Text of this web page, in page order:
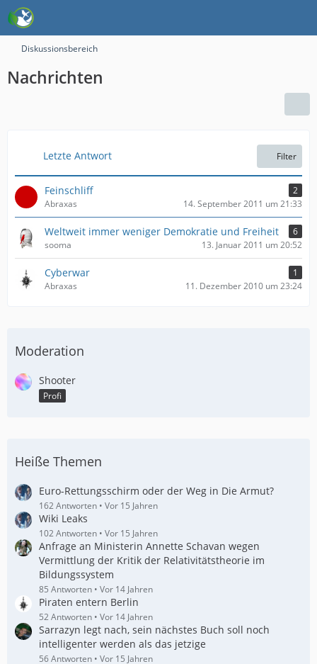
Diskussionsbereich
Nachrichten
Letzte Antwort Filter
Feinschliff
2
Abraxas
14. September 2011 um 21:33
Weltweit immer weniger Demokratie und Freiheit
6
sooma
13. Januar 2011 um 20:52
Cyberwar
1
Abraxas
11. Dezember 2010 um 23:24
Moderation
Shooter
Profi
Heiße Themen
Euro-Rettungsschirm oder der Weg in Die Armut?
162 Antworten Vor 15 Jahren
Wiki Leaks
102 Antworten Vor 15 Jahren
Anfrage an Ministerin Annette Schavan wegen
Vermittlung der Kritik der Relativitätstheorie im
Bildungssystem
85 Antworten Vor 14 Jahren
Piraten entern Berlin
52 Antworten Vor 14 Jahren
Sarrazyn legt nach, sein nächstes Buch soll noch
intelligenter werden als das jetzige
56 Antworten Vor 15 Jahren